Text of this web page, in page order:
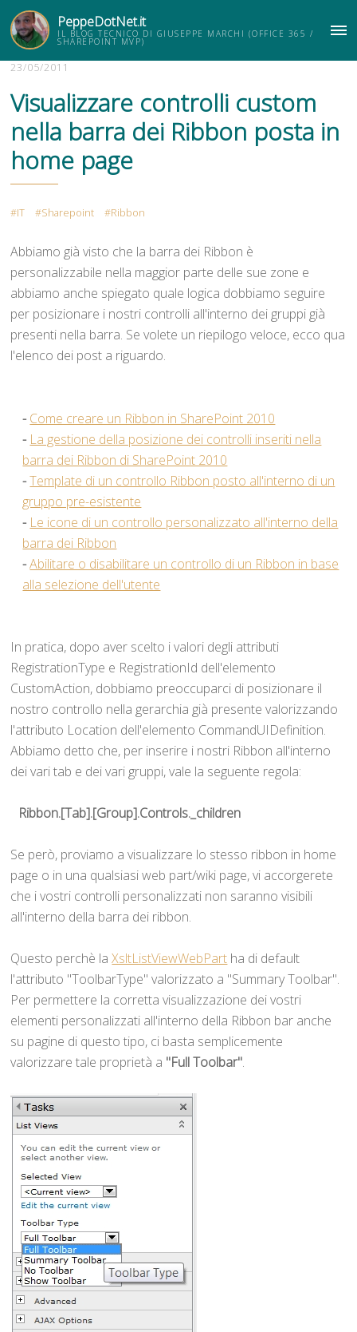
PeppeDotNet.it
IL BLOG TECNICO DI GIUSEPPE MARCHI (OFFICE 365 /
SHAREPOINT MVP)
23/05/2011
Visualizzare controlli custom
nella barra dei Ribbon posta in
home page
IT Sharepoint Ribbon
Abbiamo già visto che la barra dei Ribbon è
personalizzabile nella maggior parte delle sue zone e
abbiamo anche spiegato quale logica dobbiamo seguire
per posizionare i nostri controlli all'interno dei gruppi già
presenti nella barra. Se volete un riepilogo veloce, ecco qua
l'elenco dei post a riguardo.
- Come creare un Ribbon in SharePoint 2010
- La gestione della posizione dei controlli inseriti nella
barra dei Ribbon di SharePoint 2010
-Template di un controllo Ribbon posto all'interno di un
gruppo pre-esistente
- Le icone di un controllo personalizzato all'interno della
barra dei Ribbon
-Abilitare o disabilitare un controllo di un Ribbon in base
alla selezione dell'utente
In pratica, dopo aver scelto i valori degli attributi
RegistrationType e RegistrationId dell'elemento
CustomAction, dobbiamo preoccuparci di posizionare il
nostro controllo nella gerarchia già presente valorizzando
l'attributo Location dell'elemento CommandUIDefinition.
Abbiamo detto che, per inserire i nostri Ribbon all'interno
dei vari tab e dei vari gruppi, vale la seguente regola:
Ribbon.[Tab].[Group].Controls._children
Se però, proviamo a visualizzare lo stesso ribbon in home
page o in una qualsiasi web part/wiki page, vi accorgerete
che i vostri controlli personalizzati non saranno visibili
all'interno della barra dei ribbon.
Questo perchè laXsltListViewWebPart ha di default
l'attributo "ToolbarType" valorizzato a "Summary Toolbar".
Per permettere la corretta visualizzazione dei vostri
elementi personalizzati all'interno della Ribbon bar anche
su pagine di questo tipo, ci basta semplicemente
valorizzare tale proprietà a "Full Toolbar".